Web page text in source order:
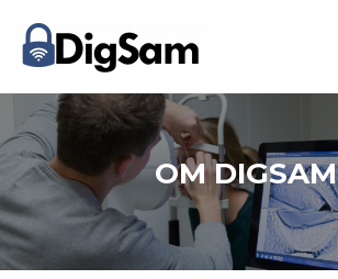
content
OM DIGSAM